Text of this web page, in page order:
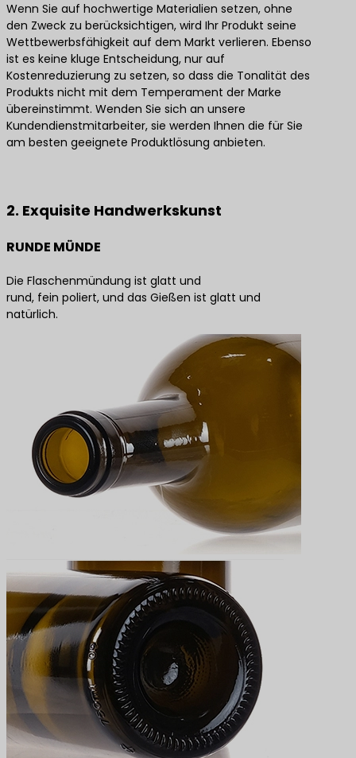
Wenn Sie auf hochwertige Materialien setzen, ohne
den Zweck zu berücksichtigen, wird Ihr Produkt seine
Wettbewerbsfähigkeit auf dem Markt verlieren. Ebenso
ist es keine kluge Entscheidung, nur auf
Kostenreduzierung zu setzen, so dass die Tonalität des
Produkts nicht mit dem Temperament der Marke
übereinstimmt. Wenden Sie sich an unsere
Kundendienstmitarbeiter, sie werden Ihnen die für Sie
am besten geeignete Produktlösung anbieten.
2. Exquisite Handwerkskunst
RUNDE MÜNDE
Die Flaschenmündung ist glatt und
rund, fein poliert, und das Gießen ist glatt und
natürlich.